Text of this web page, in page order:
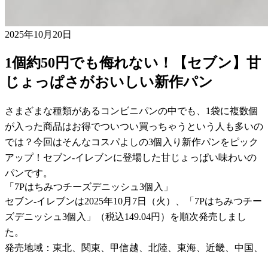
2025年10月20日
1個約50円でも侮れない！【セブン】甘
じょっぱさがおいしい新作パン
さまざまな種類があるコンビニパンの中でも、1袋に複数個
が入った商品はお得でついつい買っちゃうという人も多いの
では？今回はそんなコスパよしの3個入り新作パンをピック
アップ！セブン-イレブンに登場した甘じょっぱい味わいの
パンです。
「7Pはちみつチーズデニッシュ3個入」
セブン-イレブンは2025年10月7日（火）、「7Pはちみつチー
ズデニッシュ3個入」（税込149.04円）を順次発売しまし
た。
発売地域：東北、関東、甲信越、北陸、東海、近畿、中国、